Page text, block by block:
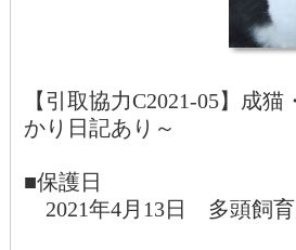
【引取協力C2021-05】
かり日記あり～
■保護日
2021年4月13日 多頭飼